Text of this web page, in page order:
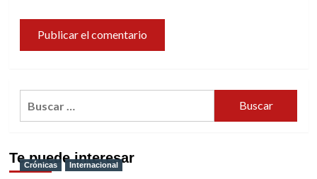
Te puede interesar
Crónicas Internacional